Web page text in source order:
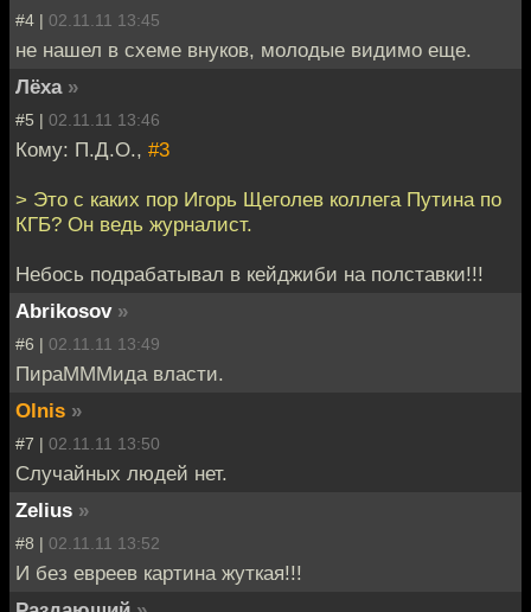
#4 | 02.11.11 13:45
не нашел в схеме внуков, молодые видимо еще.
Лёха »
#5 | 02.11.11 13:46
Кому: П.Д.О., #3
> Это с каких пор Игорь Щеголев коллега Путина по
КГБ? Он ведь журналист.
Небось подрабатывал в кейджиби на полставки!!!
Abrikosov »
#6 | 02.11.11 13:49
ПираМММида власти.
Olnis »
#7 | 02.11.11 13:50
Случайных людей нет.
Zelius »
#8 | 02.11.11 13:52
И без евреев картина жуткая!!!